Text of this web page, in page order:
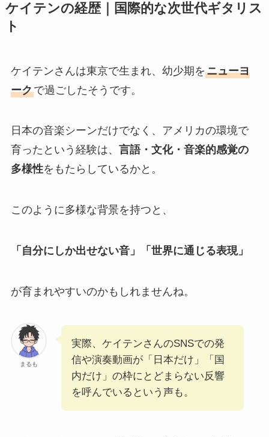
ケイテンの経歴｜国際的な次世代ギタリス
ト
ケイテンさんは東京で生まれ、幼少期をニューヨ
ークで過ごしたそうです。
日本の音楽シーンだけでなく、アメリカの環境で
育ったという経験は、 言語・文化・音楽的感覚の
多様性をもたらしているかと。
このように多様な背景を持つと、
「自分にしか出せない音」「世界に通じる表現」
が育まれやすいのかもしれませんね。
まるも
実際、ケイテンさんのSNSでの発
信や演奏動画が「日本だけ」「国
内だけ」の枠にとどまらない反響
を呼んでいるという声も。